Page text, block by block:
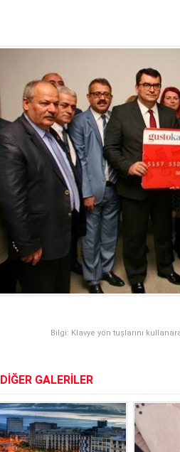
Bilgi: Klavye yön tuşlarını
DİĞER GALERİLER